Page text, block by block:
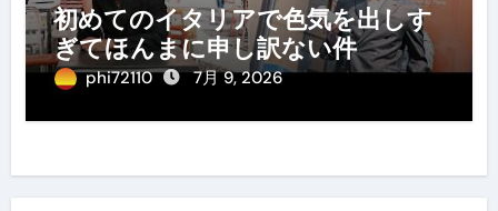
初めてのイタリアで色気を出しす
ぎてほんまに申し訳ない件
phi72110 7月 9, 2026